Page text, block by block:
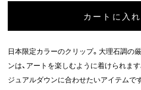
カートに入
日本限定カラーのクリップ。大理石調の
ンは、アートを楽しむように着けられま
ジュアルダウンに合わせたいアイテムで